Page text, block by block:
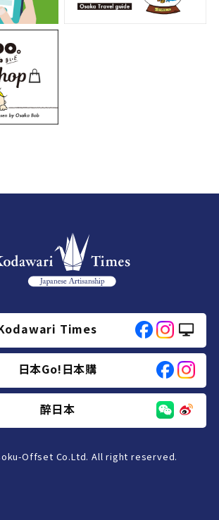
Times
日本Go!日本購
醉日本
Offset Co.Ltd. All right reserved.